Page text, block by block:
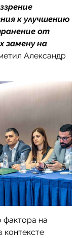
к улучшению
от
замену на
Александр
фактора на